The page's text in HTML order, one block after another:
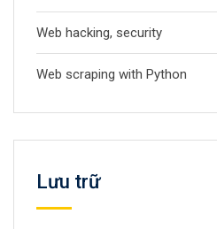
Web hacking, security
Web scraping with Python
Lưu trữ